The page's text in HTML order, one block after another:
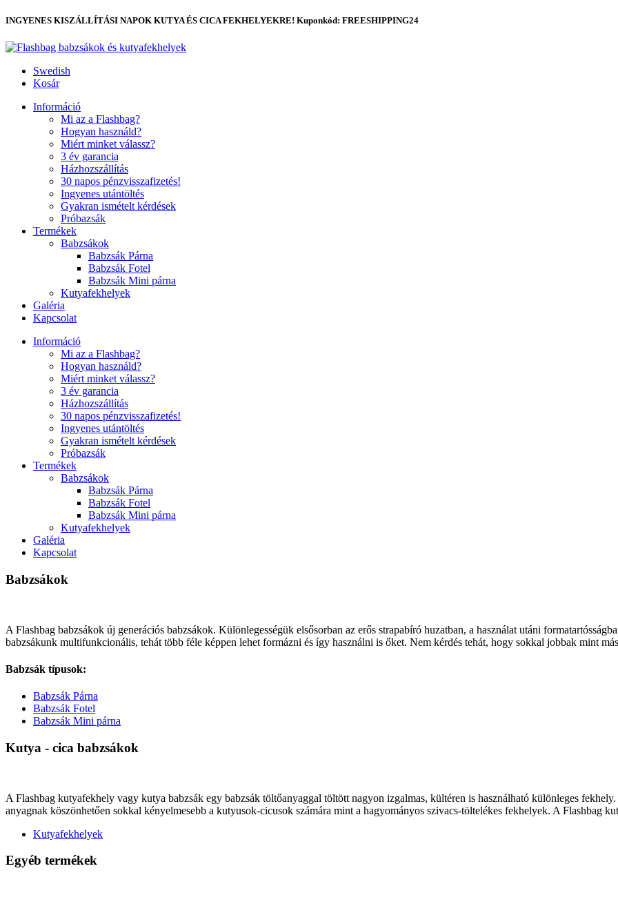
INGYENES KISZÁLLÍTÁSI NAPOK KUTYA ÉS CICA FEKHELYEKRE! Kuponkód: FREESHIPPING24
Swedish
Kosár
Információ
Mi az a Flashbag?
Hogyan használd?
Miért minket válassz?
3 év garancia
Házhozszállítás
30 napos pénzvisszafizetés!
Ingyenes utántöltés
Gyakran ismételt kérdések
Próbazsák
Termékek
Babzsákok
Babzsák Párna
Babzsák Fotel
Babzsák Mini párna
Kutyafekhelyek
Galéria
Kapcsolat
Információ
Mi az a Flashbag?
Hogyan használd?
Miért minket válassz?
3 év garancia
Házhozszállítás
30 napos pénzvisszafizetés!
Ingyenes utántöltés
Gyakran ismételt kérdések
Próbazsák
Termékek
Babzsákok
Babzsák Párna
Babzsák Fotel
Babzsák Mini párna
Kutyafekhelyek
Galéria
Kapcsolat
Babzsákok
A Flashbag babzsákok új generációs babzsákok. Különlegességük elsősorban az erős strapabíró huzatban, a használat utáni
babzsákunk multifunkcionális, tehát több féle képpen lehet formázni és így használni is őket. Nem kérdés tehát, hogy sokkal jobbak mint
Babzsák típusok:
Babzsák Párna
Babzsák Fotel
Babzsák Mini párna
Kutya - cica babzsákok
A Flashbag kutyafekhely vagy kutya babzsák egy babzsák töltőanyaggal töltött nagyon izgalmas, kültéren is használható különleges
anyagnak köszönhetően sokkal kényelmesebb a kutyusok-cicusok számára mint a hagyományos szivacs-töltelékes fekhelyek. A Flashbag
Kutyafekhelyek
Egyéb termékek